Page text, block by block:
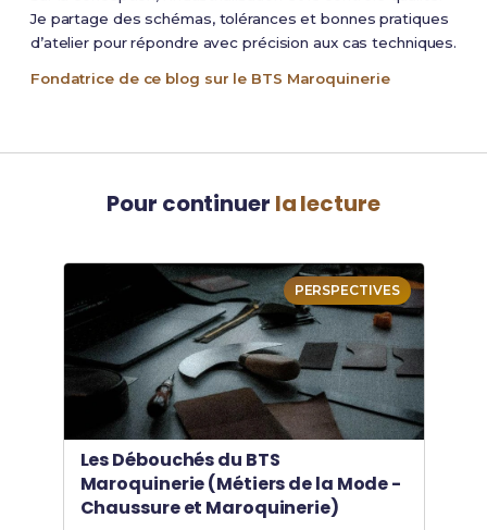
Je partage des schémas, tolérances et bonnes pratiques
d’atelier pour répondre avec précision aux cas techniques.
Fondatrice de ce blog sur le BTS Maroquinerie
Pour continuer la lecture
PERSPECTIVES
Les Débouchés du BTS
Maroquinerie (Métiers de la Mode -
Chaussure et Maroquinerie)